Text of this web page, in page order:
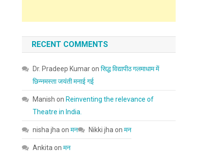
RECENT COMMENTS
Dr. Pradeep Kumaronसिद्ध विद्यापीठ गलमाधाम में
छिन्नमस्ता जयंती मनाई गई
Manish on Reinventing the relevance of
Theatre in India.
nisha jha onमन Nikki jha onमन
Ankita onमन